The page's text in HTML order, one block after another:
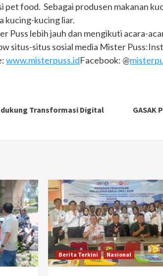
pet food. Sebagai produsen makanan
kucing-kucing liar.
Puss lebih jauh dan mengikuti acara-
situs-situs sosial media Mister
www.misterpuss.idFacebook: @
Transformasi Digital
GASAK
Berita Terkini Nasional